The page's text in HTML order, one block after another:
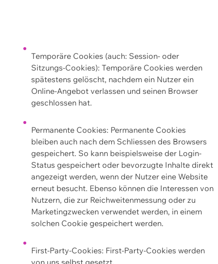
Temporäre Cookies (auch: Session- oder
Sitzungs-Cookies): Temporäre Cookies werden
spätestens gelöscht, nachdem ein Nutzer ein
Online-Angebot verlassen und seinen Browser
geschlossen hat.
Permanente Cookies: Permanente Cookies
bleiben auch nach dem Schliessen des Browsers
gespeichert. So kann beispielsweise der Login-
Status gespeichert oder bevorzugte Inhalte direkt
angezeigt werden, wenn der Nutzer eine Website
erneut besucht. Ebenso können die Interessen von
Nutzern, die zur Reichweitenmessung oder zu
Marketingzwecken verwendet werden, in einem
solchen Cookie gespeichert werden.
First-Party-Cookies: First-Party-Cookies werden